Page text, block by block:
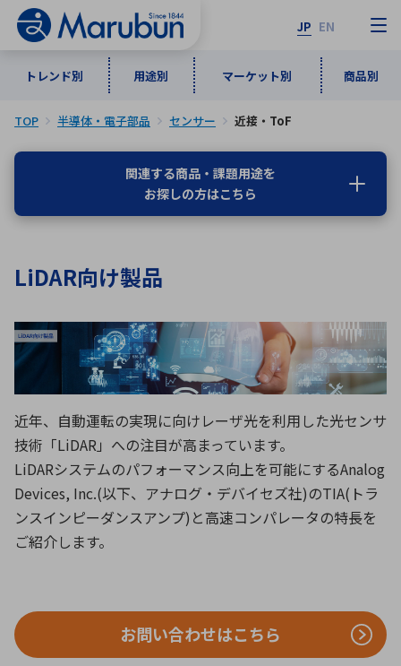
JP EN
トレンド別 用途別 マーケット別 商品別
トレンド別
インダストリアルDXソリューション
5G・Local 5G
ワイヤレス給電
ロボティクス（AI）
データセンタ・クラウド
ブログ｜ここから始まる最新技術
用途別
通信・ネットワーク
監視・セキュリティ
計測・検出
品質管理・検査
接着・接合
レーダ・衛星通信
マーケット別
情報通信 宇宙・防衛
民生 医療
商品別
計測・測定・表示機器 検査・分析機器
ICTソリューション 組立・ロボティクス
レーザー・光学部品 組込コンピュータ
メーカ一覧
な行
は行
アルファベット順
A B C
D
E
F G
K
M
N O
P
Q
TOP 半導体・電子部品 センサー 近接・ToF
関連する商品・課題用途を
お探しの方はこちら
LiDAR向け製品
近年、自動運転の実現に向けレーザ光を利用した光センサ
技術「LiDAR」への注目が高まっています。
LiDARシステムのパフォーマンス向上を可能にするAnalog
Devices, Inc.(以下、アナログ・デバイセズ社)のTIA(トラ
ンスインピーダンスアンプ)と高速コンパレータの特長を
ご紹介します。
お問い合わせはこちら